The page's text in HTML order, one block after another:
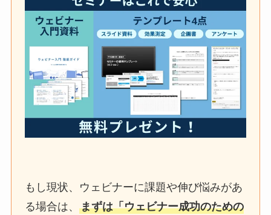
もし現状、ウェビナーに課題や伸び悩みがあ
る場合は、まずは「ウェビナー成功のための